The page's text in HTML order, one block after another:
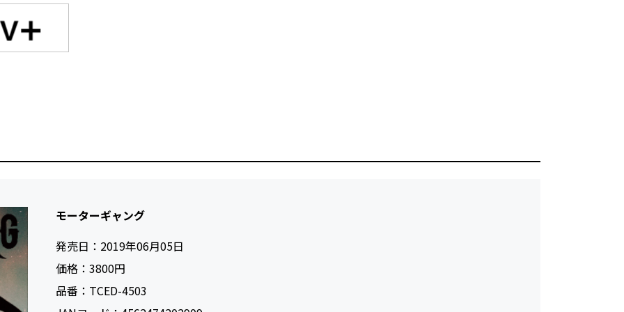
モーターギャング
発売日： 2019年06月05日
価格： 3800円
品番： TCED-4503